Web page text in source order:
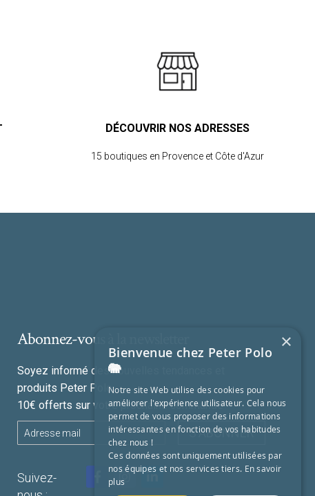
DÉCOUVRIR NOS ADRESSES
15 boutiques en Provence et Côte d'Azur
Abonnez-vous à la newsletter
Soyez informé des nouvelles tendances et
produits Peter Polo
10€ offerts sur votre prochaine commande
S'ABONNER
Suivez-
×
Bienvenue chez Peter Polo
🐘
Notre site Web utilise des cookies pour
améliorer l'expérience utilisateur. Cela nous
permet de vous proposer des informations
intéressantes en fonction de vos habitudes
chez nous !
Ces données sont uniquement utilisées par
nos équipes et nos services tiers. En savoir
plus